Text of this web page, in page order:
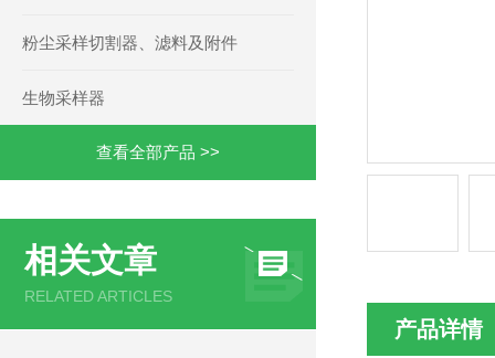
粉尘采样切割器、滤料及附件
生物采样器
查看全部产品 >>
相关文章
RELATED ARTICLES
产品详情